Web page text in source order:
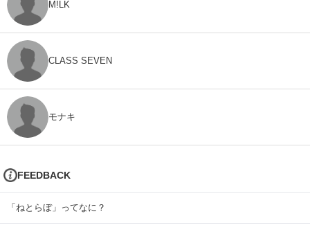
M!LK
CLASS SEVEN
モナキ
FEEDBACK
「ねとらぼ」ってなに？